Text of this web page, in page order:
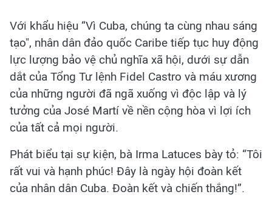
Với khẩu hiệu “Vì Cuba, chúng ta cùng nhau sáng
tạo", nhân dân đảo quốc Caribe tiếp tục huy động
lực lượng bảo vệ chủ nghĩa xã hội, dưới sự dẫn
dắt của Tổng Tư lệnh Fidel Castro và máu xương
của những người đã ngã xuống vì độc lập và lý
tưởng của José Martí về nền cộng hòa vì lợi ích
của tất cả mọi người.
Phát biểu tại sự kiện, bà Irma Latuces bày tỏ: “Tôi
rất vui và hạnh phúc! Đây là ngày hội đoàn kết
của nhân dân Cuba. Đoàn kết và chiến thắng!”.